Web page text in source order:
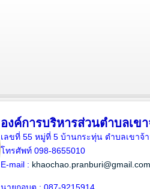
องค์การบริหารส่วนตำบลเข
เลขที่ 55 หมู่ที่ 5 บ้านกระทุ่น ตำบลเขาจ้
โทรศัพท์ 098-8655010
E-mail : khaochao.pranburi@gmail.com